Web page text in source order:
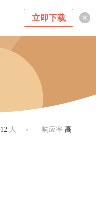
立即下载
12 人 响应率 高